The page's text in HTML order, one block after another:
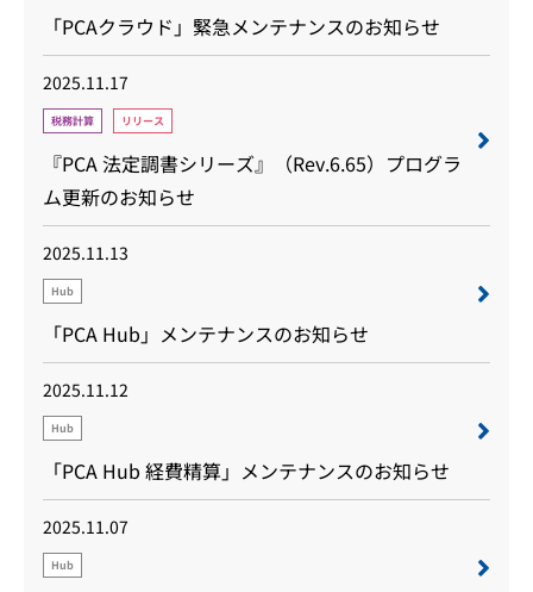
「PCAクラウド」緊急メンテナンスのお知らせ
2025.11.17
税務計算 リリース
『PCA 法定調書シリーズ』（Rev.6.65）プログラ
ム更新のお知らせ
2025.11.13
Hub
「PCA Hub」メンテナンスのお知らせ
2025.11.12
Hub
「PCA Hub 経費精算」メンテナンスのお知らせ
2025.11.07
Hub